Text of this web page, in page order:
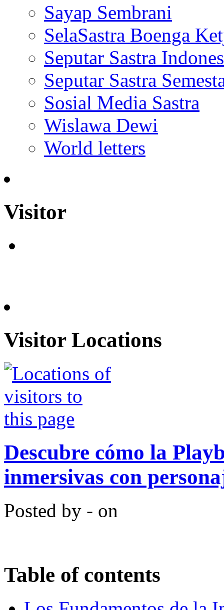
Sayap Sembrani
SelaSastra Boenga
Seputar Sastra
Seputar Sastra
Sosial Media Sastra
Wislawa Dewi
World letters
Visitor
Visitor Locations
Descubre cómo la
inmersivas con
Posted by - on
Table of contents